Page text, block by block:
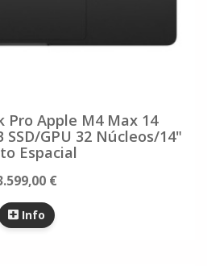
Pro Apple M4 Max 14
SSD/GPU 32 Núcleos/14"
Espacial
€
Info